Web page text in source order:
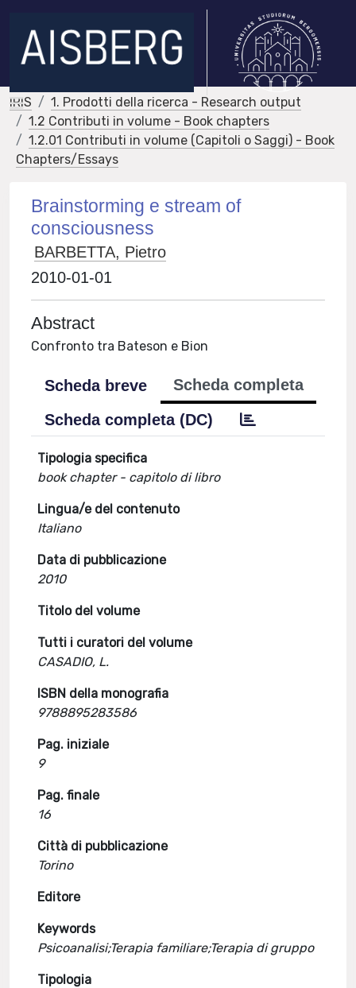
IRIS
1. Prodotti della ricerca - Research output
1.2 Contributi in volume - Book chapters
1.2.01 Contributi in volume (Capitoli o Saggi) - Book
Chapters/Essays
Brainstorming e stream of
consciousness
BARBETTA, Pietro
2010-01-01
Abstract
Confronto tra Bateson e Bion
Scheda breve
Scheda completa
Scheda completa (DC)
Tipologia specifica
book chapter - capitolo di libro
Lingua/e del contenuto
Italiano
Data di pubblicazione
2010
Titolo del volume
Tutti i curatori del volume
CASADIO, L.
ISBN della monografia
9788895283586
Pag. iniziale
9
Pag. finale
16
Città di pubblicazione
Torino
Editore
Keywords
Psicoanalisi;Terapia familiare;Terapia di gruppo
Tipologia